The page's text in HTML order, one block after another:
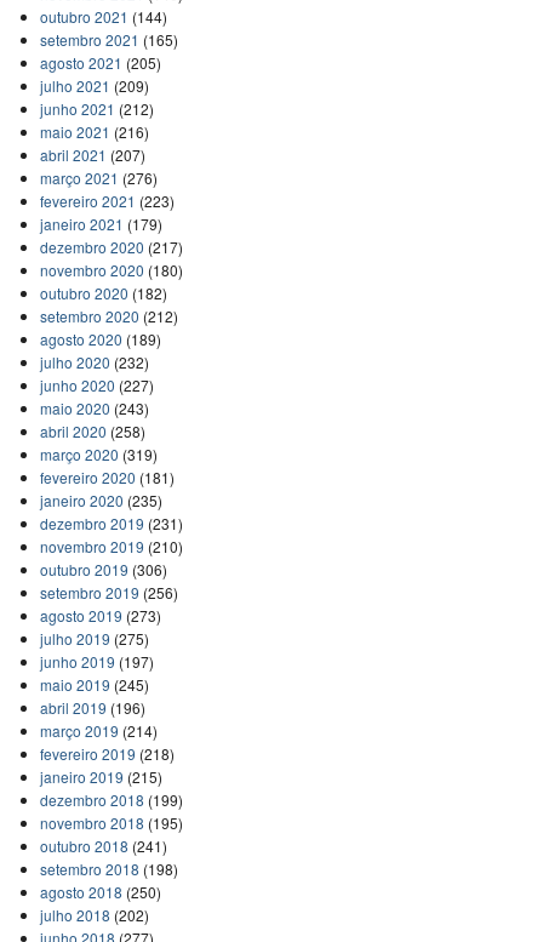
outubro 2021 (144)
setembro 2021 (165)
agosto 2021 (205)
julho 2021 (209)
junho 2021 (212)
maio 2021 (216)
abril 2021 (207)
março 2021 (276)
fevereiro 2021 (223)
janeiro 2021 (179)
dezembro 2020 (217)
novembro 2020 (180)
outubro 2020 (182)
setembro 2020 (212)
agosto 2020 (189)
julho 2020 (232)
junho 2020 (227)
maio 2020 (243)
abril 2020 (258)
março 2020 (319)
fevereiro 2020 (181)
janeiro 2020 (235)
dezembro 2019 (231)
novembro 2019 (210)
outubro 2019 (306)
setembro 2019 (256)
agosto 2019 (273)
julho 2019 (275)
junho 2019 (197)
maio 2019 (245)
abril 2019 (196)
março 2019 (214)
fevereiro 2019 (218)
janeiro 2019 (215)
dezembro 2018 (199)
novembro 2018 (195)
outubro 2018 (241)
setembro 2018 (198)
agosto 2018 (250)
julho 2018 (202)
junho 2018 (277)